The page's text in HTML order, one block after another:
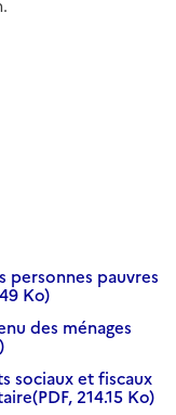
personnes pauvres
Ko)
des ménages
sociaux et fiscaux
214.15 Ko)